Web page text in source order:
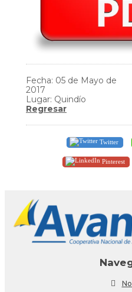
Fecha: 05 de Mayo de
2017
Lugar: Quindío
Regresar
Twitter
Pinterest